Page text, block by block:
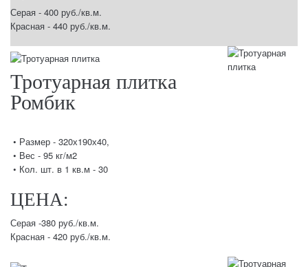
Серая - 400 руб./кв.м.
Красная - 440 руб./кв.м.
Тротуарная плитка
Ромбик
• Размер - 320х190х40,
• Вес - 95 кг/м2
• Кол. шт. в 1 кв.м - 30
ЦЕНА:
Серая -380 руб./кв.м.
Красная - 420 руб./кв.м.